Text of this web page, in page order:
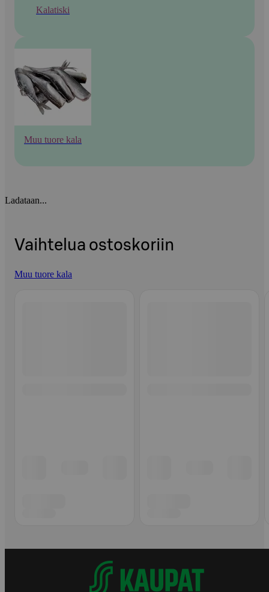
Kalatiski
Muu tuore kala
Ladataan...
Vaihtelua ostoskoriin
Muu tuore kala